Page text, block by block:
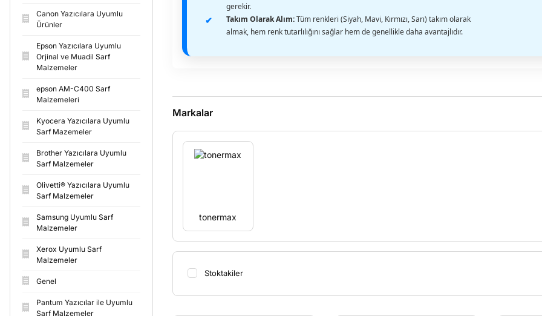
Canon Yazıcılara Uyumlu
Ürünler
Epson Yazıcılara Uyumlu
Orjinal ve Muadil Sarf
Malzemeler
epson AM-C400 Sarf
Malzemeleri
Kyocera Yazıcılara Uyumlu
Sarf Mazemeler
Brother Yazıcılara Uyumlu
Sarf Malzemeler
Olivetti® Yazıcılara Uyumlu
Sarf Malzemeler
Samsung Uyumlu Sarf
Malzemeler
Xerox Uyumlu Sarf
Malzemeler
Genel
Pantum Yazıcılar ile Uyumlu
Sarf Malzemeler
gerekir.
Takım Olarak Alım:Tüm renkleri (Siyah, Mavi, Kırmızı, Sarı) takım olarak
almak, hem renk tutarlılığını sağlar hem de genellikle daha avantajlıdır.
Markalar
tonermax
Stoktakiler